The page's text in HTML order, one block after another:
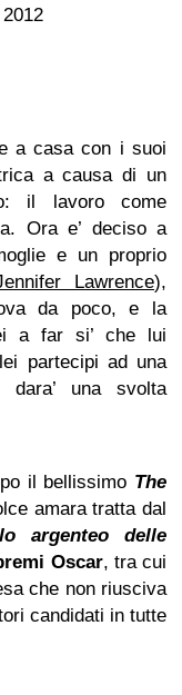
a casa con i suoi
a causa di un
il lavoro come
Ora e’ deciso a
e un proprio
Lawrence),
da poco, e la
a far si’ che lui
partecipi ad una
una svolta
il bellissimo The
amara tratta dal
argenteo delle
Oscar, tra cui
che non riusciva
candidati in tutte